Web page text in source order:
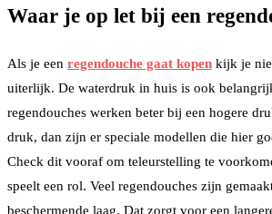
Waar je op let bij een
Als je een regendouche gaat kopen kijk je
uiterlijk. De waterdruk in huis is ook
regendouches werken beter bij een hogere
druk, dan zijn er speciale modellen die hier
Check dit vooraf om teleurstelling te
speelt een rol. Veel regendouches zijn
beschermende laag. Dat zorgt voor een